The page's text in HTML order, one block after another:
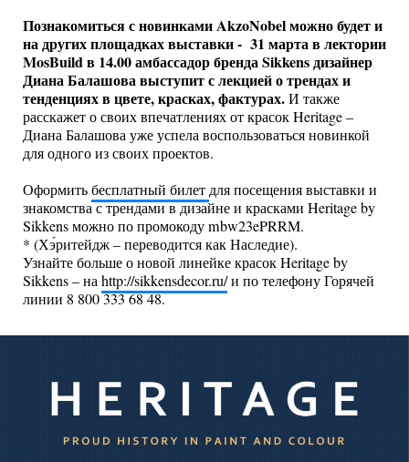
Познакомиться с новинками AkzoNobel можно будет и
на других площадках выставки - 31 марта в лектории
MosBuild в 14.00 амбассадор бренда Sikkens дизайнер
Диана Балашова выступит с лекцией о трендах и
тенденциях в цвете, красках, фактурах.И также
расскажет о своих впечатлениях от красок Heritage –
Диана Балашова уже успела воспользоваться новинкой
для одного из своих проектов.
Оформитьбесплатный билетдля посещения выставки и
знакомства с трендами в дизайне и красками Heritage by
Sikkens можно по промокоду mbw23ePRRM.
* (Хэ́ритейдж – переводится как Наследие).
Узнайте больше о новой линейке красок Heritage by
Sikkens – наhttp://sikkensdecor.ru/и по телефону Горячей
линии 8 800 333 68 48.